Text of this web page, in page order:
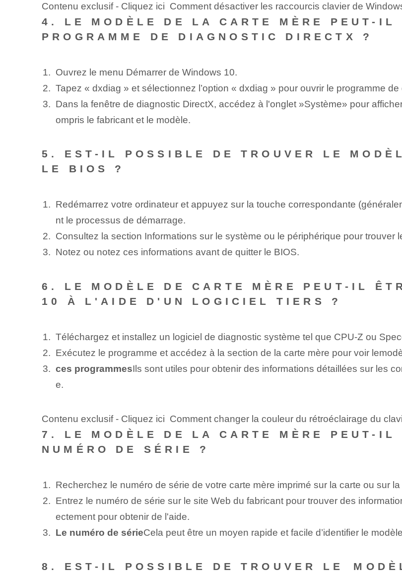
Contenu exclusif - Cliquez ici Comment désactiver les raccourcis clavier de
4. LE MODÈLE DE LA CARTE MÈRE PEUT-IL
PROGRAMME DE DIAGNOSTIC DIRECTX ?
Ouvrez le menu Démarrer de Windows 10.
Tapez « dxdiag » et sélectionnez l’option « dxdiag » pour ouvrir le programme
Dans la fenêtre de diagnostic DirectX, accédez à l'onglet ⁤»Système» ⁤pour
ompris le fabricant et le modèle.
5. EST-IL POSSIBLE DE TROUVER LE
LE BIOS ?
Redémarrez votre ordinateur et appuyez sur la touche correspondante
nt le processus de démarrage.
Consultez la section Informations sur le système ou le périphérique pour trouver
Notez ou notez ces informations avant de quitter le BIOS.
6. LE MODÈLE DE CARTE MÈRE PEUT-IL
10 À L'AIDE D'UN LOGICIEL TIERS ?
Téléchargez et installez un logiciel de diagnostic système tel que CPU-Z ou
Exécutez le programme⁢ et accédez à la section de la carte mère pour voir
ces programmesIls sont utiles pour obtenir des informations détaillées sur les
e.
Contenu exclusif - Cliquez ici Comment changer la couleur du rétroéclairage du
7. LE MODÈLE DE LA CARTE MÈRE PEUT-IL
NUMÉRO DE SÉRIE ?
Recherchez le numéro de série de votre carte mère imprimé sur la carte ou sur
Entrez le numéro de série sur le site Web du fabricant pour trouver des
ectement pour obtenir de l'aide.
Le numéro de sérieCela peut être un moyen rapide et facile d’identifier le
8. EST-IL POSSIBLE DE TROUVER LE